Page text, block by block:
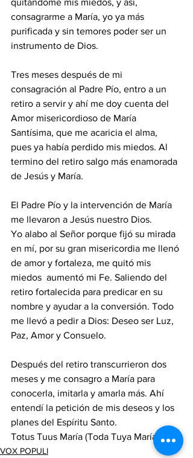
consagrarme a María, yo ya más
purificada y sin temores poder ser un
instrumento de Dios.
Tres meses después de mi
consagración al Padre Pío, entro a un
retiro a servir y ahí me doy cuenta del
Amor misericordioso de María
Santísima, que me acaricia el alma,
pues ya había perdido mis miedos. Al
termino del retiro salgo más enamorada
de Jesús y María.
El Padre Pío y la intervención de María
me llevaron a Jesús nuestro Dios.
Yo alabo al Señor porque fijó su mirada
en mí, por su gran misericordia me llenó
de amor y fortaleza, me quitó mis
miedos  aumentó mi Fe. Saliendo del
retiro fortalecida para predicar en su
nombre y ayudar a la conversión. Todo
me llevó a pedir a Dios: Deseo ser Luz,
Paz, Amor y Consuelo.
Después del retiro transcurrieron dos
meses y me consagro a María para
conocerla, imitarla y amarla más. Ahí
entendí la petición de mis deseos y los
planes del Espíritu Santo.
Totus Tuus María (Toda Tuya María).
VOX POPULI